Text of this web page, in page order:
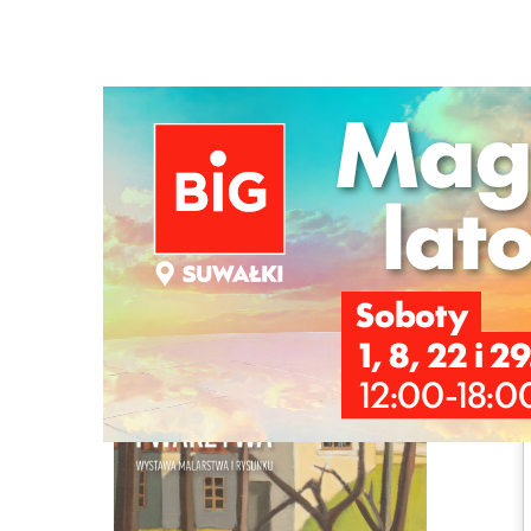
Ścieżka
nawigacyjna
Strona główna
Wystawa malarstwa Mikołaja